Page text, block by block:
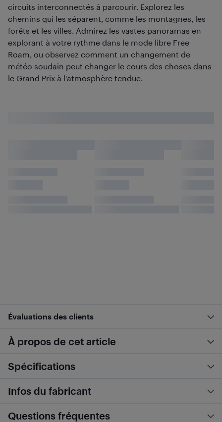
circuits interconnectés à parcourir. Explorez les
chemins qui les séparent, comme les montagnes, les
forêts et les villes. Admirez les vastes panoramas en
explorant à votre rythme dans le mode libre Free
Roam, ou observez comment un changement de
météo soudain peut changer le cours des choses dans
le Grand Prix à l'atmosphère tendue.
Évaluations des clients
À propos de cet article
Spécifications
Infos du fabricant
Questions fréquentes